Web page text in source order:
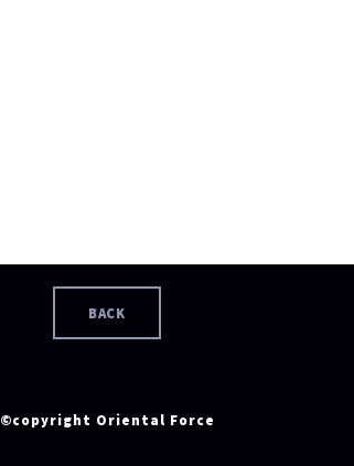
BACK
©copyright Oriental Force